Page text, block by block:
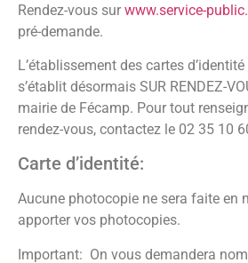
Rendez-vous sur www.service-
pré-demande.
L’établissement des cartes
s’établit désormais SUR RENDEZ-
mairie de Fécamp. Pour tout
rendez-vous, contactez le 02 35 10
Carte d’identité:
Aucune photocopie ne sera faite en
apporter vos photocopies.
Important: On vous demandera